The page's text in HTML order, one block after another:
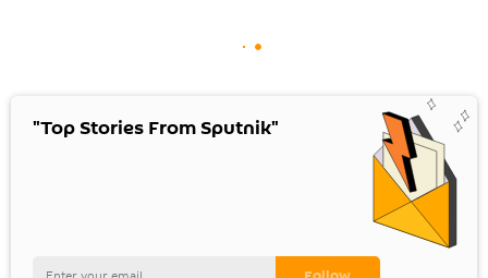
"Top Stories From Sputnik"